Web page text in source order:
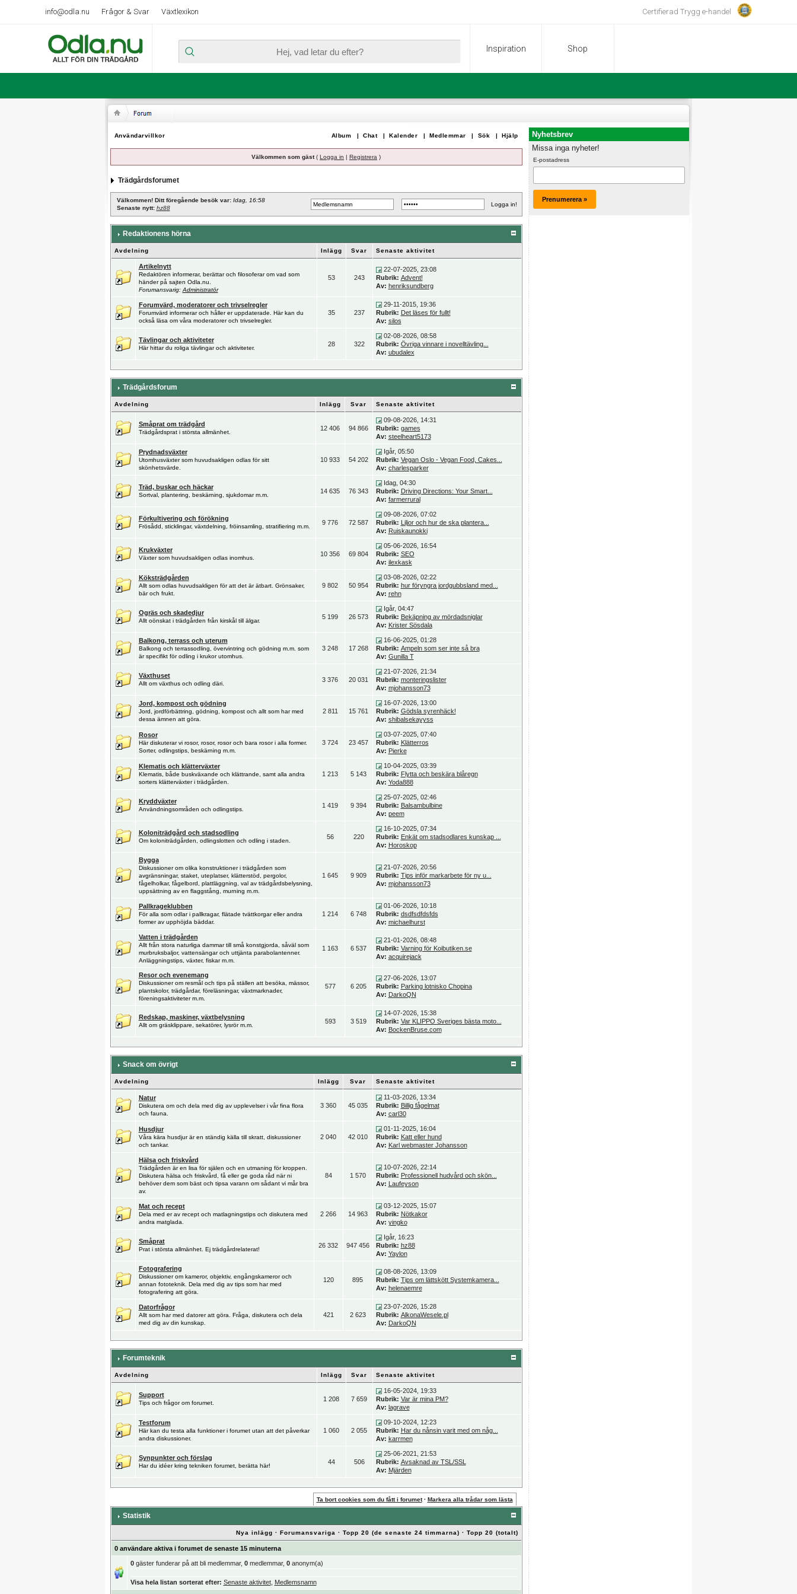
info@odla.nu Frågor & Svar Växtlexikon Certifierad Trygg e-handel
Inspiration Shop
Användarvillkor Hjälp
Sök |
Medlemmar |
Kalender |
Chat |
Album |
Välkommen som gäst( Logga in | Registrera )
Trädgårdsforumet
Välkommen! Ditt föregående besök var: Idag, 16:58
Senaste nytt: hz88
Redaktionens hörna
Avdelning Inlägg Svar Senaste aktivitet
Artikelnytt
Redaktören informerar, berättar och filosoferar om vad som
händer på sajten Odla.nu.
Forumansvarig: Administratör
53 243
22-07-2025, 23:08
Rubrik: Advent!
Av: henriksundberg
Forumvärd, moderatorer och trivselregler
Forumvärd informerar och håller er uppdaterade. Här kan du
också läsa om våra moderatorer och trivselregler.
35 237
29-11-2015, 19:36
Rubrik: Det läses för fullt!
Av: silos
Tävlingar och aktiviteter
Här hittar du roliga tävlingar och aktiviteter.
28 322
02-08-2026, 08:58
Rubrik: Övriga vinnare i novelltävling...
Av: ubudalex
Trädgårdsforum
Avdelning Inlägg Svar Senaste aktivitet
Småprat om trädgård
Trädgårdsprat i största allmänhet.
12 406 94 866
09-08-2026, 14:31
Rubrik: games
Av: steelheart5173
Prydnadsväxter
Utomhusväxter som huvudsakligen odlas för sitt
skönhetsvärde.
10 933 54 202
Igår, 05:50
Rubrik: Vegan Oslo - Vegan Food, Cakes...
Av: charlesparker
Träd, buskar och häckar
Sortval, plantering, beskärning, sjukdomar m.m.
14 635 76 343
Idag, 04:30
Rubrik: Driving Directions: Your Smart...
Av: farmerrural
Förkultivering och förökning
Frösådd, sticklingar, växtdelning, fröinsamling, stratifiering m.m.
9 776 72 587
09-08-2026, 07:02
Rubrik: Liljor och hur de ska plantera...
Av: Ruiskaunokki
Krukväxter
Växter som huvudsakligen odlas inomhus.
10 356 69 804
05-06-2026, 16:54
Rubrik: SEO
Av: ilexkask
Köksträdgården
Allt som odlas huvudsakligen för att det är ätbart. Grönsaker,
bär och frukt.
9 802 50 954
03-08-2026, 02:22
Rubrik: hur föryngra jordgubbsland med...
Av: rehn
Ogräs och skadedjur
Allt oönskat i trädgården från kirskål till älgar.
5 199 26 573
Igår, 04:47
Rubrik: Bekäpning av mördadsniglar
Av: Krister Sösdala
Balkong, terrass och uterum
Balkong och terrassodling, övervintring och gödning m.m. som
är specifikt för odling i krukor utomhus.
3 248 17 268
16-06-2025, 01:28
Rubrik: Ampeln som ser inte så bra
Av: Gunilla T
Växthuset
Allt om växthus och odling däri.
3 376 20 031
21-07-2026, 21:34
Rubrik: monteringslister
Av: mjohansson73
Jord, kompost och gödning
Jord, jordförbättring, gödning, kompost och allt som har med
dessa ämnen att göra.
2 811 15 761
16-07-2026, 13:00
Rubrik: Gödsla syrenhäck!
Av: shibalsekayyss
Rosor
Här diskuterar vi rosor, rosor, rosor och bara rosor i alla former.
Sorter, odlingstips, beskärning m.m.
3 724 23 457
03-07-2025, 07:40
Rubrik: Klätterros
Av: Pierke
Klematis och klätterväxter
Klematis, både buskväxande och klättrande, samt alla andra
sorters klätterväxter i trädgården.
1 213 5 143
10-04-2025, 03:39
Rubrik: Flytta och beskära blåregn
Av: Yoda888
Kryddväxter
Användningsområden och odlingstips.
1 419 9 394
25-07-2025, 02:46
Rubrik: Balsambulbine
Av: peem
Koloniträdgård och stadsodling
Om koloniträdgården, odlingslotten och odling i staden.
56 220
16-10-2025, 07:34
Rubrik: Enkät om stadsodlares kunskap ...
Av: Horoskop
Bygga
Diskussioner om olika konstruktioner i trädgården som
avgränsningar, staket, uteplatser, klätterstöd, pergolor,
fågelholkar, fågelbord, plattläggning, val av trädgårdsbelysning,
uppsättning av en flaggstång, murning m.m.
1 645 9 909
21-07-2026, 20:56
Rubrik: Tips inför markarbete för ny u...
Av: mjohansson73
Pallkrageklubben
För alla som odlar i pallkragar, flätade tvättkorgar eller andra
former av upphöjda bäddar.
1 214 6 748
01-06-2026, 10:18
Rubrik: dsdfsdfdsfds
Av: michaelhurst
Vatten i trädgården
Allt från stora naturliga dammar till små konstgjorda, såväl som
murbruksbaljor, vattensängar och uttjänta parabolantenner.
Anläggningstips, växter, fiskar m.m.
1 163 6 537
21-01-2026, 08:48
Rubrik: Varning för Koibutiken.se
Av: acquirejack
Resor och evenemang
Diskussioner om resmål och tips på ställen att besöka, mässor,
plantskolor, trädgårdar, föreläsningar, växtmarknader,
föreningsaktiviteter m.m.
577 6 205
27-06-2026, 13:07
Rubrik: Parking lotnisko Chopina
Av: DarkoQN
Redskap, maskiner, växtbelysning
Allt om gräsklippare, sekatörer, lysrör m.m.
593 3 519
14-07-2026, 15:38
Rubrik: Var KLIPPO Sveriges bästa moto...
Av: BockenBruse.com
Snack om övrigt
Avdelning Inlägg Svar Senaste aktivitet
Natur
Diskutera om och dela med dig av upplevelser i vår fina flora
och fauna.
3 360 45 035
11-03-2026, 13:34
Rubrik: Billig fågelmat
Av: carl30
Husdjur
Våra kära husdjur är en ständig källa till skratt, diskussioner
och tankar.
2 040 42 010
01-11-2025, 16:04
Rubrik: Katt eller hund
Av: Karl webmaster Johansson
Hälsa och friskvård
Trädgården är en lisa för själen och en utmaning för kroppen.
Diskutera hälsa och friskvård, få eller ge goda råd när ni
behöver dem som bäst och tipsa varann om sådant vi mår bra
av.
84 1 570
10-07-2026, 22:14
Rubrik: Professionell hudvård och skön...
Av: Laufeyson
Mat och recept
Dela med er av recept och matlagningstips och diskutera med
andra matglada.
2 266 14 963
03-12-2025, 15:07
Rubrik: Nötkakor
Av: yingko
Småprat
Prat i största allmänhet. Ej trädgårdrelaterat!
26 332 947 456
Igår, 16:23
Rubrik: hz88
Av: Yaylon
Fotografering
Diskussioner om kameror, objektiv, engångskameror och
annan fototeknik. Dela med dig av tips som har med
fotografering att göra.
120 895
08-08-2026, 13:09
Rubrik: Tips om lättskött Systemkamera...
Av: helenaemre
Datorfrågor
Allt som har med datorer att göra. Fråga, diskutera och dela
med dig av din kunskap.
421 2 623
23-07-2026, 15:28
Rubrik: AlkonaWesele.pl
Av: DarkoQN
Forumteknik
Avdelning Inlägg Svar Senaste aktivitet
Support
Tips och frågor om forumet.
1 208 7 659
16-05-2024, 19:33
Rubrik: Var är mina PM?
Av: lagrave
Testforum
Här kan du testa alla funktioner i forumet utan att det påverkar
andra diskussioner.
1 060 2 055
09-10-2024, 12:23
Rubrik: Har du nånsin varit med om någ...
Av: karrmen
Synpunkter och förslag
Har du idéer kring tekniken forumet, berätta här!
44 506
25-06-2021, 21:53
Rubrik: Avsaknad av TSL/SSL
Av: Mjärden
Ta bort cookies som du fått i forumet· Markera alla trådar som lästa
Statistik
Nya inlägg · Forumansvariga · Topp 20 (de senaste 24 timmarna) · Topp 20 (totalt)
0 användare aktiva i forumet de senaste 15 minuterna
0gäster funderar på att bli medlemmar, 0medlemmar, 0anonym(a)
Visa hela listan sorterat efter: Senaste aktivitet, Medlemsnamn
Nyhetsbrev
Missa inga nyheter!
E-postadress